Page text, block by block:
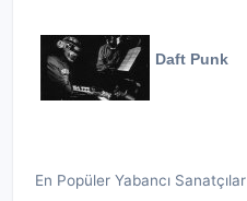
Daft Punk
En Popüler Yabancı Sanatçılar